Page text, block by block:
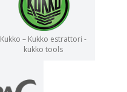
Kukko – Kukko estrattori -
kukko tools